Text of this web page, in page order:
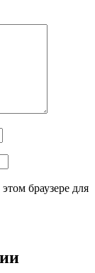
браузере для